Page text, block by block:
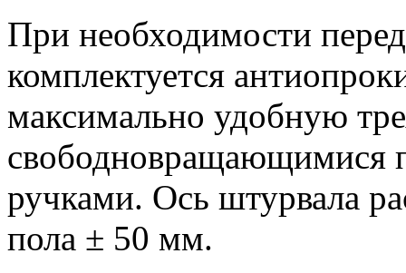
При необходимости
комплектуется
максимально удобную
свободновращающимися
ручками. Ось штурвала
пола ± 50 мм.